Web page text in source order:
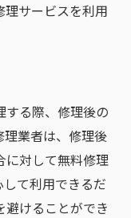
サービスを利用
する際、修理後の
業者は、修理後
に対して無料修理
て利用できるだ
避けることができ